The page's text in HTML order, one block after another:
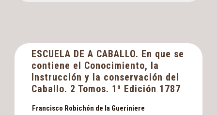
ESCUELA DE A CABALLO. En que se
contiene el Conocimiento, la
Instrucción y la conservación del
Caballo. 2 Tomos. 1ª Edición 1787
Francisco Robichón de la Gueriniere